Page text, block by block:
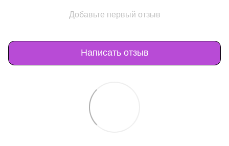
Добавьте первый отзыв
Написать отзыв